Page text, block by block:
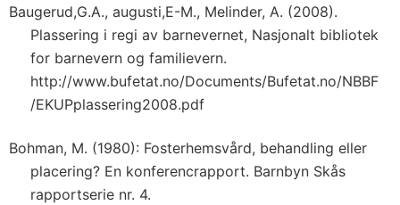
Baugerud,G.A., augusti,E-M., Melinder, A. (2008).
Plassering i regi av barnevernet, Nasjonalt bibliotek
for barnevern og familievern.
http://www.bufetat.no/Documents/Bufetat.no/NBBF
/EKUPplassering2008.pdf
Bohman, M. (1980): Fosterhemsvård, behandling eller
placering? En konferencrapport. Barnbyn Skås
rapportserie nr. 4.